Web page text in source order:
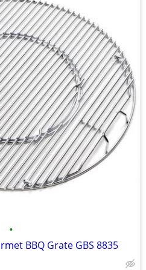
•
BBQ Grate GBS 8835